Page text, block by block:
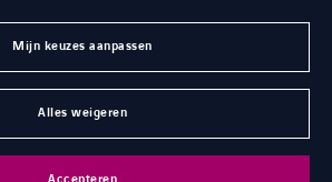
Disclaimer
Mijn keuzes aanpassen
Alles weigeren